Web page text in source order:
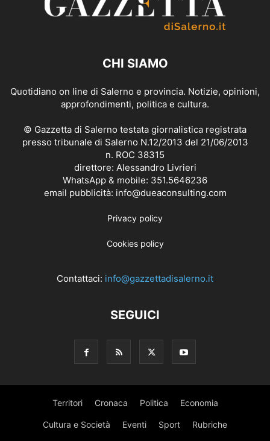
CHI SIAMO
Quotidiano on line di Salerno e provincia. Notizie, opinioni,
approfondimenti, politica e cultura.
© Gazzetta di Salerno testata giornalistica registrata
presso tribunale di Salerno N.12/2013 del 21/06/2013
n. ROC 38315
direttore: Alessandro Livrieri
WhatsApp & mobile: 351.5646236
email pubblicità: info@dueaconsulting.com
Privacy policy
Cookies policy
Contattaci: info@gazzettadisalerno.it
SEGUICI
Territori Cronaca Politica Economia
Cultura e Società Eventi Sport Rubriche